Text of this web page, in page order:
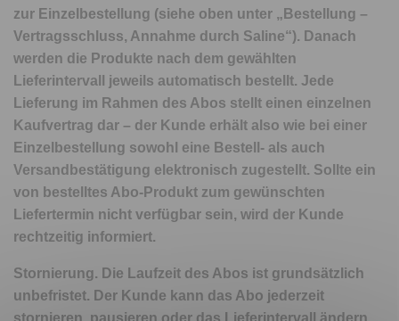
zur Einzelbestellung (siehe oben unter „Bestellung –
Vertragsschluss, Annahme durch Saline“). Danach
werden die Produkte nach dem gewählten
Lieferintervall jeweils automatisch bestellt. Jede
Lieferung im Rahmen des Abos stellt einen einzelnen
Kaufvertrag dar – der Kunde erhält also wie bei einer
Einzelbestellung sowohl eine Bestell- als auch
Versandbestätigung elektronisch zugestellt. Sollte ein
von bestelltes Abo-Produkt zum gewünschten
Liefertermin nicht verfügbar sein, wird der Kunde
rechtzeitig informiert.
Stornierung. Die Laufzeit des Abos ist grundsätzlich
unbefristet. Der Kunde kann das Abo jederzeit
stornieren, pausieren oder das Lieferintervall ändern.